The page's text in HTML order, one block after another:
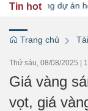
Tin hot
động dự án hỗ
Trang chủ
Thứ sáu, 08/08/2025 |
Giá vàng
vọt, giá